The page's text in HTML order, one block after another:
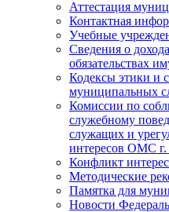
Аттестация
Контактная
Учебные
Сведения о
обязательствах
Кодексы этики и
муниципальных
Комиссии по
служебному
служащих и
интересов ОМС г.
Конфликт
Методические
Памятка для
Новости